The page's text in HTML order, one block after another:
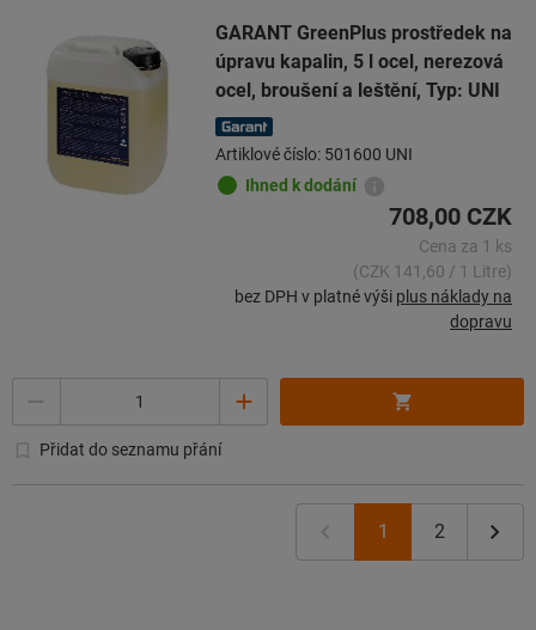
GARANT GreenPlus prostředek na
úpravu kapalin, 5 l ocel, nerezová
ocel, broušení a leštění, Typ: UNI
Artiklové číslo: 501600 UNI
Ihned k dodání
708,00 CZK
Cena za 1 ks
(CZK 141,60 / 1 Litre)
bez DPH v platné výši plus náklady na
dopravu
Přidat do seznamu přání
1 2